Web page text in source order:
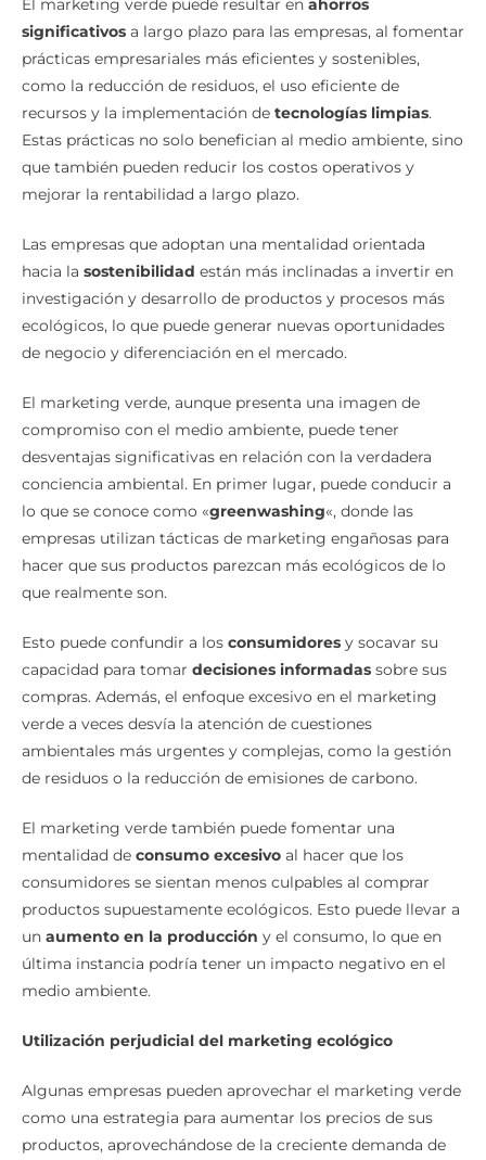
prácticas empresariales más eficientes y sostenibles,
como la reducción de residuos, el uso eficiente de
recursos y la implementación de tecnologías limpias
Estas prácticas no solo benefician al medio ambiente, sino
que también pueden reducir los costos operativos y
mejorar la rentabilidad a largo plazo.
hacia lasostenibilidadestán más inclinadas a invertir en
investigación y desarrollo de productos y procesos más
ecológicos, lo que puede generar nuevas oportunidades
de negocio y diferenciación en el mercado.
compromiso con el medio ambiente, puede tener
desventajas significativas en relación con la verdadera
conciencia ambiental. En primer lugar, puede conducir a
lo que se conoce como «greenwashing«, donde las
empresas utilizan tácticas de marketing engañosas para
hacer que sus productos parezcan más ecológicos de lo
que realmente son.
capacidad para tomardecisiones informadassobre sus
compras. Además, el enfoque excesivo en el marketing
verde a veces desvía la atención de cuestiones
ambientales más urgentes y complejas, como la gestión
de residuos o la reducción de emisiones de carbono.
mentalidad deconsumo excesivoal hacer que los
consumidores se sientan menos culpables al comprar
productos supuestamente ecológicos. Esto puede llevar a
unaumento en la produccióny el consumo, lo que en
última instancia podría tener un impacto negativo en el
medio ambiente.
como una estrategia para aumentar los precios de sus
productos, aprovechándose de la creciente demanda de
productos «verdes» sin realizar cambios significativosen